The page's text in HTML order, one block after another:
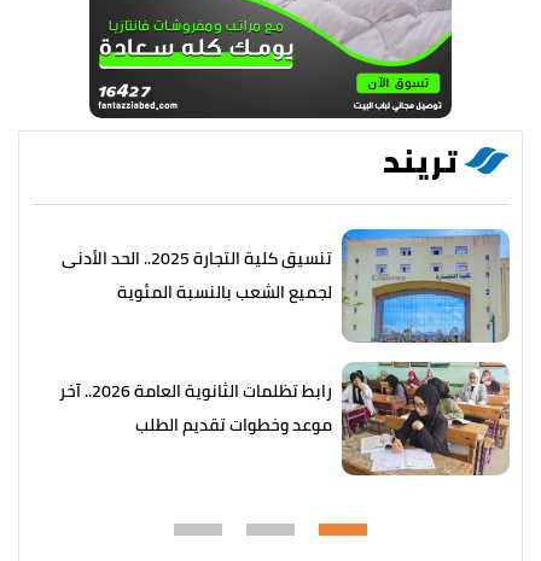
تريند
تنسيق كلية التجارة 2025.. الحد الأدنى
لجميع الشعب بالنسبة المئوية
رابط تظلمات الثانوية العامة 2026.. آخر
موعد وخطوات تقديم الطلب